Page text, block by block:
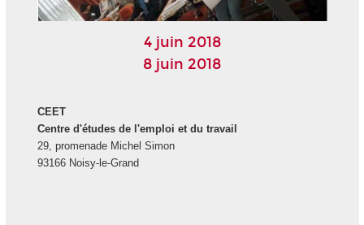
4 juin 2018
8 juin 2018
CEET
Centre d'études de l'emploi et du travail
29, promenade Michel Simon
93166 Noisy-le-Grand